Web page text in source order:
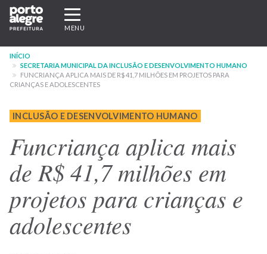
Pular
para
conteúdo
principal
Expandir/recolher
navegação
MENU
INÍCIO
SECRETARIA MUNICIPAL DA INCLUSÃO E DESENVOLVIMENTO HUMANO
FUNCRIANÇA APLICA MAIS DE R$ 41,7 MILHÕES EM PROJETOS PARA
CRIANÇAS E ADOLESCENTES
INCLUSÃO E DESENVOLVIMENTO HUMANO
Funcriança aplica mais
de R$ 41,7 milhões em
projetos para crianças e
adolescentes